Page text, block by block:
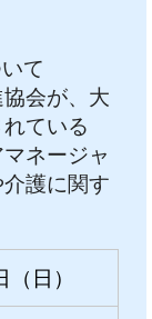
て
会が、大
ている
ネージャ
護に関す
日）